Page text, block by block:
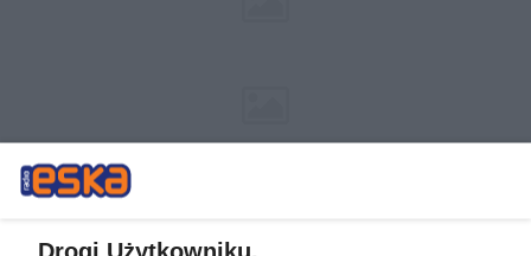
Drogi Użytkowniku,